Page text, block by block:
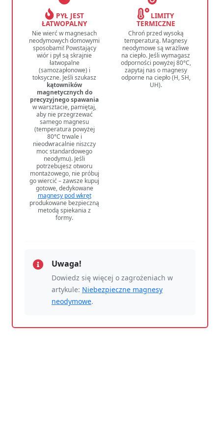
PYŁ JEST
ŁATWOPALNY
Nie wierć w magnesach
neodymowych domowymi
sposobami! Powstający
wiór i pył są skrajnie
łatwopalne
(samozapłonowe) i
toksyczne. Jeśli szukasz
kątowników
magnetycznych do
precyzyjnego spawania
w warsztacie, pamiętaj,
aby nie przegrzewać
samego magnesu
(temperatura powyżej
80°C trwale i
nieodwracalnie niszczy
moc standardowego
neodymu). Jeśli
potrzebujesz otworu
montażowego, nie próbuj
go wiercić – zawsze kupuj
gotowe, dedykowane
magnesy pod wkręt
produkowane bezpieczną
metodą spiekania z
formy.
LIMITY
TERMICZNE
Chroń przed wysoką
temperaturą. Magnesy
neodymowe są wrażliwe
na ciepło. Jeśli wymagasz
odporności powyżej 80°C,
zapytaj nas o magnesy
odporne na ciepło (H, SH,
UH).
Uwaga!
Dowiedz się więcej o zagrożeniach w
artykule: Niebezpieczne magnesy
neodymowe.